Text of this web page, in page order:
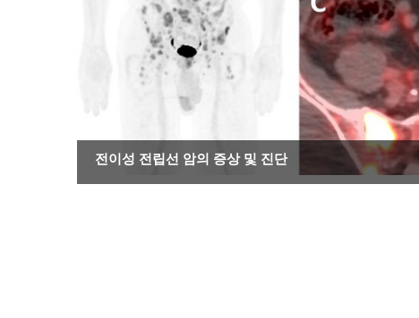
전이성 전립선 암의 증상 및 진단